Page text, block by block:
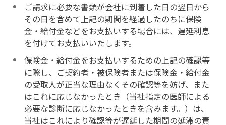
ご請求に必要な書類が会社に到着した日の翌日から
その日を含めて上記の期間を経過したのちに保険
金・給付金などをお支払いする場合には、遅延利息
を付けてお支払いいたします。
保険金・給付金をお支払いするための上記の確認等
に際し、ご契約者・被保険者または保険金・給付金
の受取人が正当な理由なくその確認等を妨げ、また
はこれに応じなかったとき（当社指定の医師による
必要な診断に応じなかったときを含みます。）は、
当社はこれにより確認等が遅延した期間の延滞の責